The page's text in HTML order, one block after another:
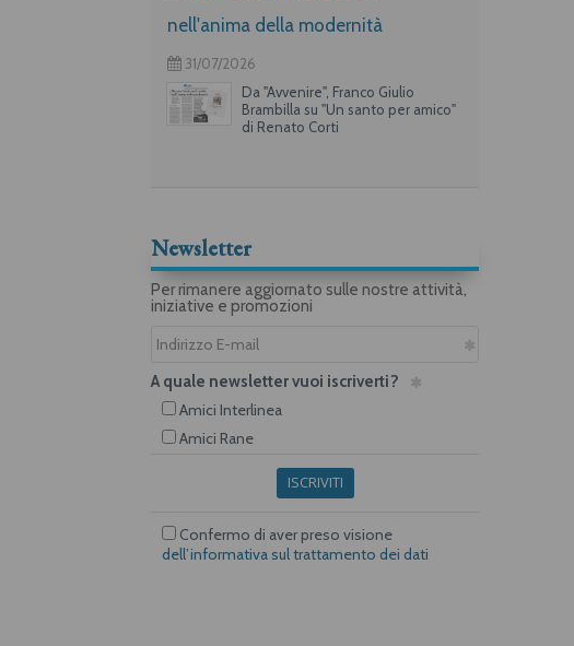
nell'anima della modernità
31/07/2026
Da "Avvenire", Franco Giulio
Brambilla su "Un santo per amico"
di Renato Corti
Newsletter
Per rimanere aggiornato sulle nostre attività,
iniziative e promozioni
A quale newsletter vuoi iscriverti?
Amici Interlinea
Amici Rane
ISCRIVITI
Confermo di aver preso visione
dell’informativa sul trattamento dei dati